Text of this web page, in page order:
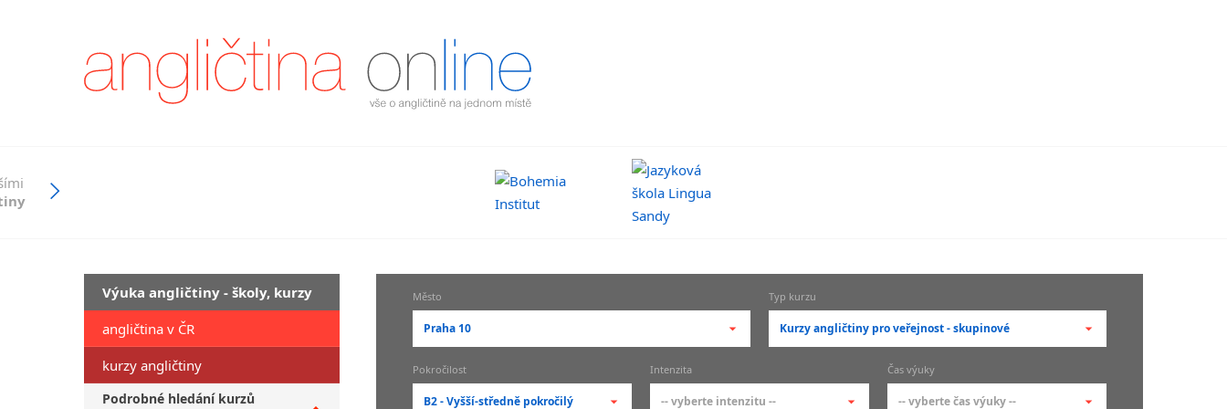
Výuka angličtiny - školy, kurzy
angličtina v ČR
kurzy angličtiny
Podrobné hledání kurzů
Město
Praha 10
-- vyberte město --
pražské městské části
Typ kurzu
Kurzy angličtiny pro veřejnost - skupinové
základní členění kurzů
Pokročilost
B2 - Vyšší-středně pokročilý
Intenzita
-- vyberte intenzitu --
Čas výuky
-- vyberte čas výuky --